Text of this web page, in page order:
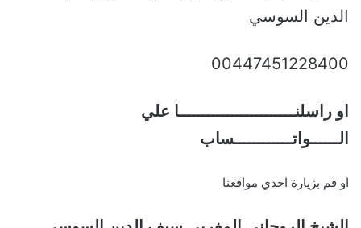
الدين السوسي
00447451228400
او راسلنــــــــــــــــــــــــا علي
الــــــواتــــــــــــساب
او قم بزيارة احدي مواقعنا